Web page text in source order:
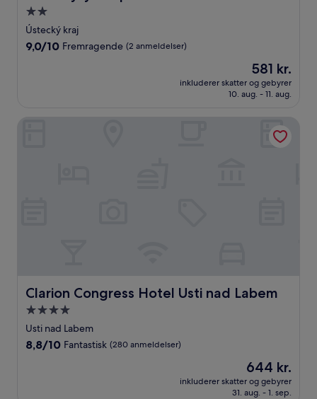
2.0-
stjernet
overnatningssted
Ústecký kraj
9.0
anmeldelser)
9,0/10 Fremragende (2 anmeldelser)
Prisen
er
581 kr.
581 kr.
inkluderer skatter og gebyrer
10. aug. - 11. aug.
Clarion Congress Hotel Usti nad Labem
Clarion Congress Hotel Usti nad Labem
4.0-
stjernet
overnatningssted
Usti nad Labem
8.8
8,8/10 Fantastisk (280 anmeldelser)
Prisen
er
644 kr.
644 kr.
inkluderer skatter og gebyrer
31. aug. - 1. sep.